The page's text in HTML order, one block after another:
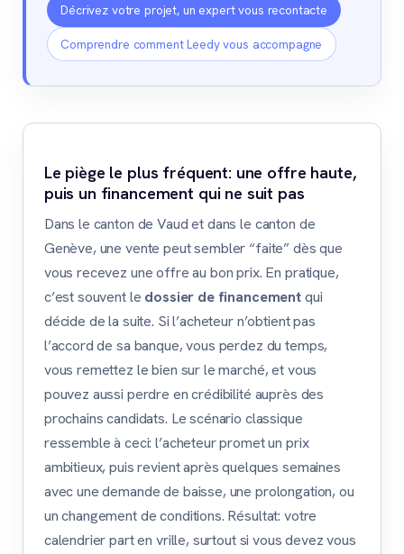
Décrivez votre projet, un expert vous recontacte
Comprendre comment Leedy vous accompagne
Le piège le plus fréquent: une offre haute,
puis un financement qui ne suit pas
Dans le canton de Vaud et dans le canton de
Genève, une vente peut sembler “faite” dès que
vous recevez une offre au bon prix. En pratique,
c’est souvent le dossier de financementqui
décide de la suite. Si l’acheteur n’obtient pas
l’accord de sa banque, vous perdez du temps,
vous remettez le bien sur le marché, et vous
pouvez aussi perdre en crédibilité auprès des
prochains candidats. Le scénario classique
ressemble à ceci: l’acheteur promet un prix
ambitieux, puis revient après quelques semaines
avec une demande de baisse, une prolongation, ou
un changement de conditions. Résultat: votre
calendrier part en vrille, surtout si vous devez vous